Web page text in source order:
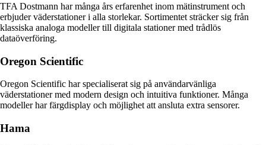
TFA Dostmann har många års erfarenhet inom mätinstrument och
erbjuder väderstationer i alla storlekar. Sortimentet sträcker sig från
klassiska analoga modeller till digitala stationer med trådlös
dataöverföring.
Oregon Scientific
Oregon Scientific har specialiserat sig på användarvänliga
väderstationer med modern design och intuitiva funktioner. Många
modeller har färgdisplay och möjlighet att ansluta extra sensorer.
Hama